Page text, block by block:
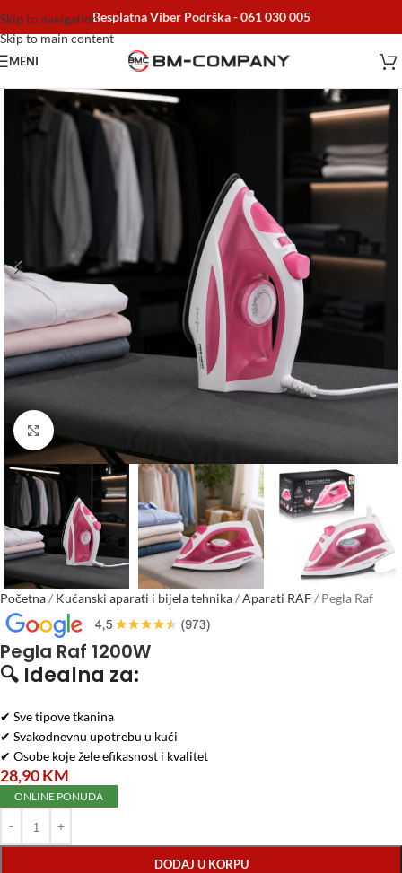
Skip to navigation
Skip to main content
Besplatna Viber Podrška -061 030 005
MENI
Click to enlarge
Početna/ Kućanski aparati i bijela tehnika/Aparati RAF/ Pegla Raf
1200W
Pegla Raf 1200W
🔍 Idealna za:
✔ Sve tipove tkanina
✔ Svakodnevnu upotrebu u kući
✔ Osobe koje žele efikasnost i kvalitet
28,90KM
ONLINE PONUDA
DODAJ U KORPU